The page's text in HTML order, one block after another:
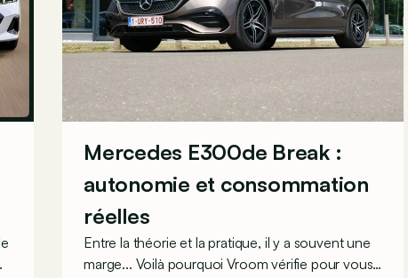
Mercedes E300de Break :
autonomie et consommation
réelles
Entre la théorie et la pratique, il y a souvent une
marge... Voilà pourquoi Vroom vérifie pour vous